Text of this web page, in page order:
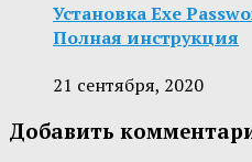
Установка Exe
Полная инструкция
21 сентября, 2020
Добавить